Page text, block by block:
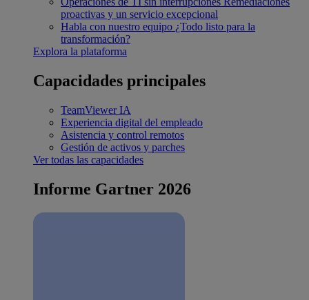
proactivas y un servicio excepcional
Habla con nuestro equipo ¿Todo listo para la
transformación?
Explora la plataforma
Capacidades principales
TeamViewer IA
Experiencia digital del empleado
Asistencia y control remotos
Gestión de activos y parches
Ver todas las capacidades
Informe Gartner 2026